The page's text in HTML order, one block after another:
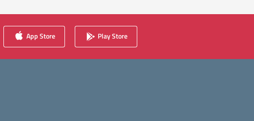
App Store Play Store